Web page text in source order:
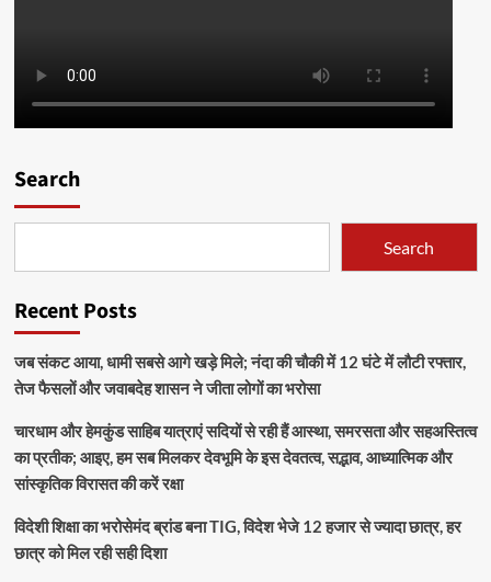
Search
Search
Recent Posts
जब संकट आया, धामी सबसे आगे खड़े मिले; नंदा की चौकी में 12 घंटे में लौटी रफ्तार,
तेज फैसलों और जवाबदेह शासन ने जीता लोगों का भरोसा
चारधाम और हेमकुंड साहिब यात्राएं सदियों से रही हैं आस्था, समरसता और सहअस्तित्व
का प्रतीक; आइए, हम सब मिलकर देवभूमि के इस देवतत्व, सद्भाव, आध्यात्मिक और
सांस्कृतिक विरासत की करें रक्षा
विदेशी शिक्षा का भरोसेमंद ब्रांड बना TIG, विदेश भेजे 12 हजार से ज्यादा छात्र, हर
छात्र को मिल रही सही दिशा